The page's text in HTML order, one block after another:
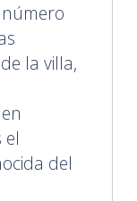
la villa,
el
del